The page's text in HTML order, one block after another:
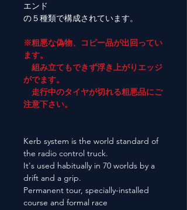
エンド
の５種類で構成されています。
※粗悪な偽物、コピー品が出回ってい
ます。
組み立てもできず浮き上がりエッジ
がでます。
走行中のタイヤが切れる粗悪品にご
注意下さい。
Kerb system is the world standard of
the radio control truck.
It's used habitually in 70 worlds by a
drift and a grip.
Permanent tour, specially-installed
course and formal race